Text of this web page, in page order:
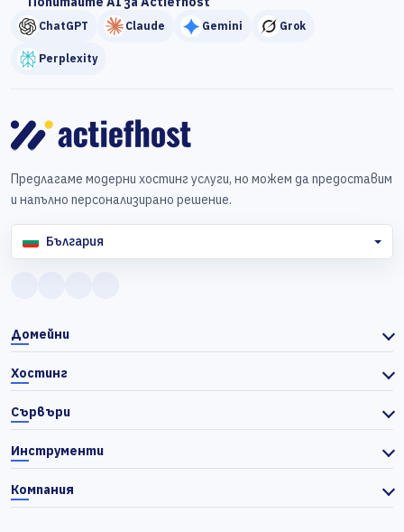
ChatGPT Claude Gemini Grok
Perplexity
Предлагаме модерни хостинг услуги, но можем да предоставим
и напълно персонализирано решение.
България
Домейни
Хостинг
Сървъри
Инструменти
Компания